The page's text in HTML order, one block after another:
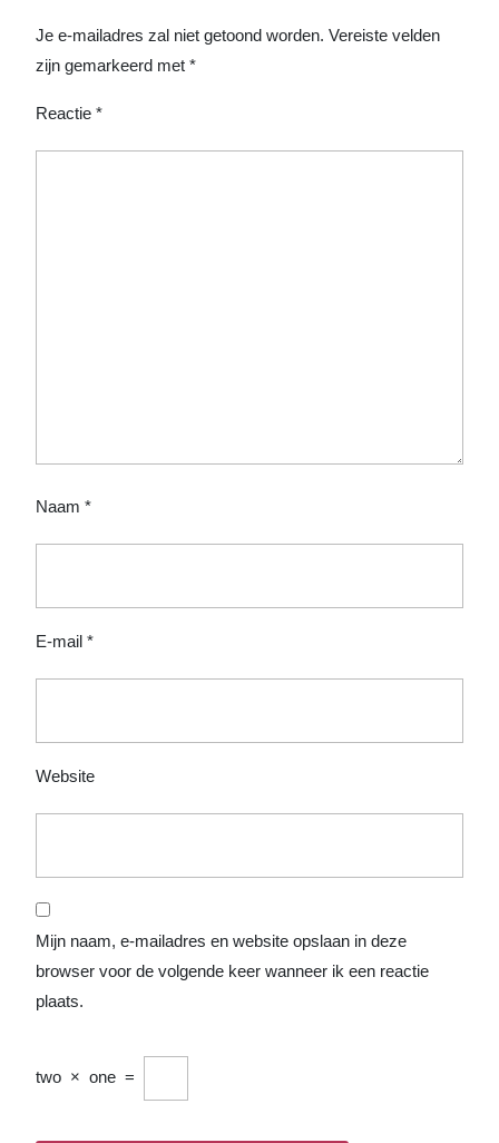
Je e-mailadres zal niet getoond worden. Vereiste velden
zijn gemarkeerd met *
Reactie *
Naam *
E-mail *
Website
Mijn naam, e-mailadres en website opslaan in deze
browser voor de volgende keer wanneer ik een reactie
plaats.
two × one =